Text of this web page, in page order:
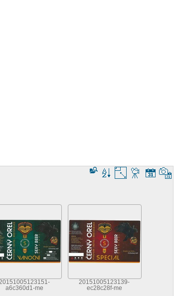
20151005123151-
a6c360d1-me
20151005123139-
ec28c28f-me